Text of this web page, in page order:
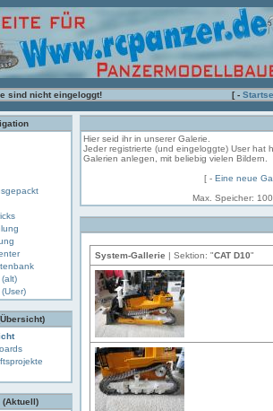
sind nicht eingeloggt! [ -
(Aktuell)
Hier seid ihr in unserer Galerie.
Jeder registrierte (und eingeloggte) User hat
Galerien anlegen, mit beliebig vielen Bildern.
[ - Eine neue
Max. Speicher:
System-Gallerie | Sektion: "CAT D10"